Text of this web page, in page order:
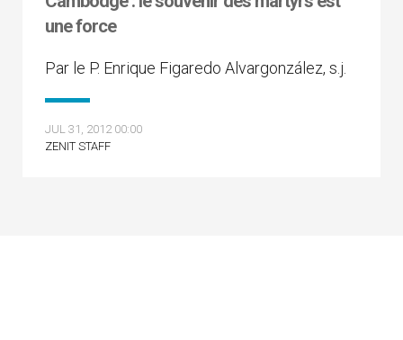
une force
Par le P. Enrique Figaredo Alvargonzález, s.j.
JUL 31, 2012 00:00
ZENIT STAFF